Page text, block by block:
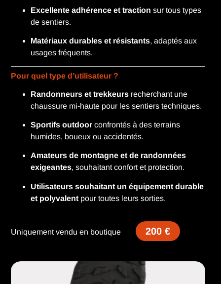
Excellente adhérence et traction sur tous types
de sentiers.
Matériaux durables et résistants, adaptés aux
usages fréquents.
Pour quel type d’utilisateur ?
Randonneurs et trekkeurs recherchant une
chaussure mi-haute pour les sentiers techniques.
Sportifs outdoor confrontés à des terrains
humides, boueux ou accidentés.
Amateurs de montagne et de randonnées
exigeantes, souhaitant confort et protection.
Utilisateurs souhaitant un équipement durable
et polyvalent pour toutes leurs sorties.
Uniquement vendu en boutique 200 €